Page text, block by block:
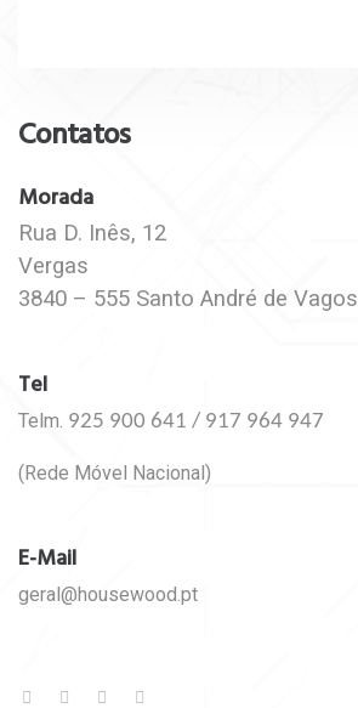
Contatos
Morada
Rua D. Inês, 12
Vergas
3840 – 555 Santo André de Vagos
Tel
Telm. 925 900 641 / 917 964 947
(Rede Móvel Nacional)
E-Mail
geral@housewood.pt